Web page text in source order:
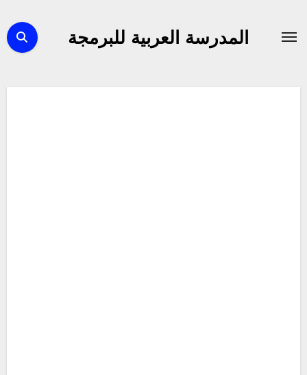
المدرسة العربية للبرمجة